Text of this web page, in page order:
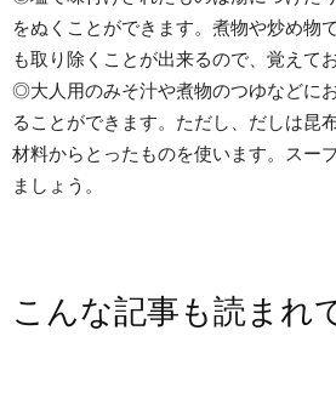
をぬくことができます。煮物や炒め物
も取り除くことが出来るので、覚えて
◎大人用のみそ汁や煮物のつゆなどに
ることができます。ただし、だしは昆
材料からとったものを使います。スー
ましょう。
こんな記事も読まれ